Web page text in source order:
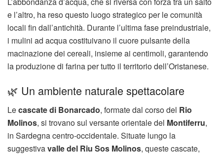
e l’altro, ha reso questo luogo strategico per le comunità
locali fin dall’antichità. Durante l’ultima fase preindustriale,
i mulini ad acqua costituivano il cuore pulsante della
macinazione dei cereali, insieme ai centimoli, garantendo
la produzione di farina per tutto il territorio dell’Oristanese.
🌿 Un ambiente naturale spettacolare
Lecascate di Bonarcado, formate dal corso del Rio
Molinos, si trovano sul versante orientale del Montiferru,
in Sardegna centro-occidentale. Situate lungo la
suggestivavalle del Riu Sos Molinos, queste cascate,